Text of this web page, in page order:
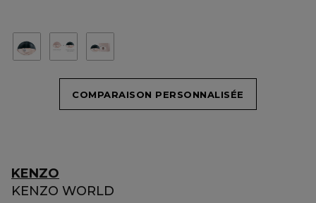
COMPARAISON PERSONNALISÉE
KENZO
KENZO WORLD